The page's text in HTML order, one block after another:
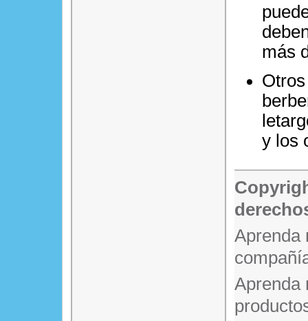
más
y los
Aprenda
Aprenda